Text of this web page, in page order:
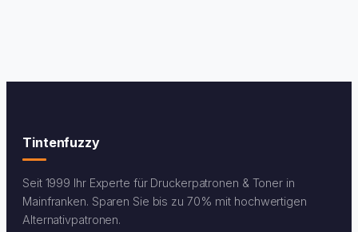
Tintenfuzzy
Seit 1999 Ihr Experte für Druckerpatronen & Toner in
Mainfranken. Sparen Sie bis zu 70% mit hochwertigen
Alternativpatronen.